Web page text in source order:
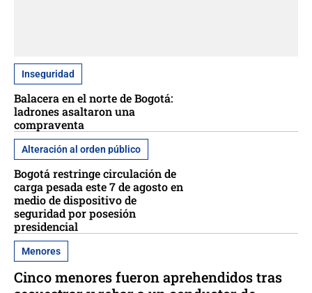
Inseguridad
Balacera en el norte de Bogotá:
ladrones asaltaron una
compraventa
Alteración al orden público
Bogotá restringe circulación de
carga pesada este 7 de agosto en
medio de dispositivo de
seguridad por posesión
presidencial
Menores
Cinco menores fueron aprehendidos tras